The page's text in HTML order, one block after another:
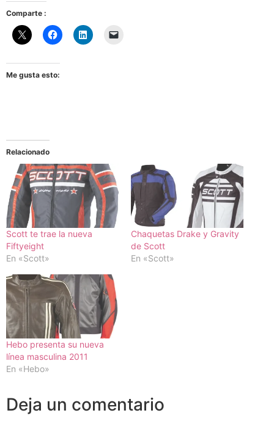
Comparte :
Me gusta esto:
Relacionado
Scott te trae la nueva
Fiftyeight
En «Scott»
Chaquetas Drake y Gravity
de Scott
En «Scott»
Hebo presenta su nueva
línea masculina 2011
En «Hebo»
Deja un comentario